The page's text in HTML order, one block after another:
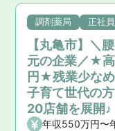
調剤薬局 正社員
【丸亀市】＼
元の企業／★
円★残業少な
子育て世代の
20店舗を展開♪
年収550万円〜